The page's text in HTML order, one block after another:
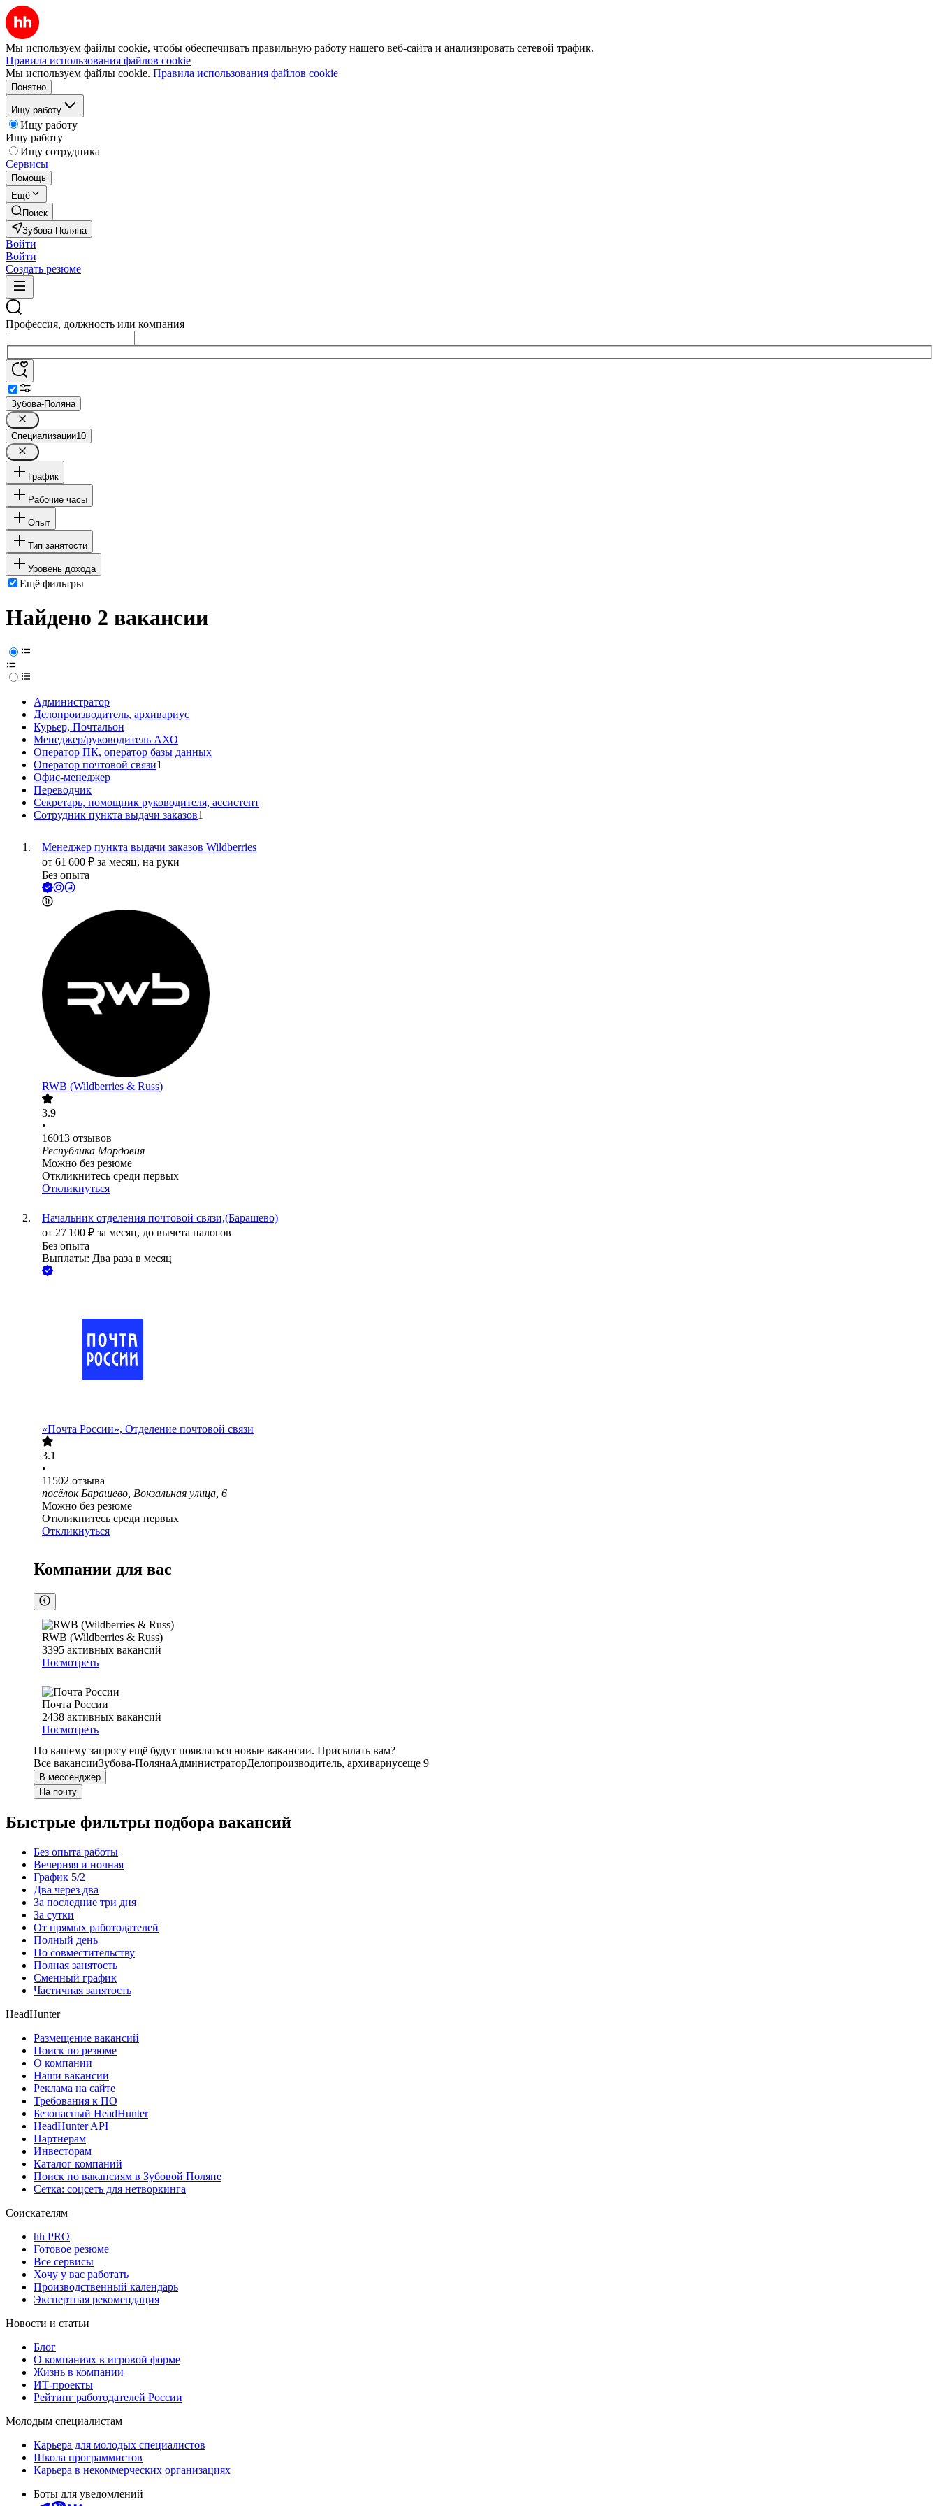
Мы используем файлы cookie, чтобы обеспечивать правильную работу нашего веб-сайта и анализировать сетевой трафик.
Правила использования файлов cookie
Мы используем файлы cookie. Правила использования файлов cookie
Понятно
Ищу работу
Ищу работу
Ищу работу
Ищу сотрудника
Сервисы
Помощь
Ещё
Поиск
Зубова-Поляна
Войти
Войти
Создать резюме
Профессия, должность или компания
Зубова-Поляна
Специализации10
График
Рабочие часы
Опыт
Тип занятости
Уровень дохода
Ещё фильтры
Найдено 2 вакансии
Администратор
Делопроизводитель, архивариус
Курьер, Почтальон
Менеджер/руководитель АХО
Оператор ПК, оператор базы данных
Оператор почтовой связи1
Офис-менеджер
Переводчик
Секретарь, помощник руководителя, ассистент
Сотрудник пункта выдачи заказов1
Менеджер пункта выдачи заказов Wildberries
от 61 600 ₽ за месяц, на руки
Без опыта
RWB (Wildberries & Russ)
3.9
•
16013 отзывов
Республика Мордовия
Можно без резюме
Откликнитесь среди первых
Откликнуться
Начальник отделения почтовой связи,(Барашево)
от 27 100 ₽ за месяц, до вычета налогов
Без опыта
Выплаты: Два раза в месяц
«Почта России», Отделение почтовой связи
3.1
•
11502 отзыва
посёлок Барашево, Вокзальная улица, 6
Можно без резюме
Откликнитесь среди первых
Откликнуться
Компании для вас
RWB (Wildberries & Russ)
3395 активных вакансий
Посмотреть
Почта России
2438 активных вакансий
Посмотреть
По вашему запросу ещё будут появляться новые вакансии. Присылать вам?
Все вакансииЗубова-ПолянаАдминистраторДелопроизводитель, архивариусеще 9
В мессенджер
На почту
Быстрые фильтры подбора вакансий
Без опыта работы
Вечерняя и ночная
График 5/2
Два через два
За последние три дня
За сутки
От прямых работодателей
Полный день
По совместительству
Полная занятость
Сменный график
Частичная занятость
HeadHunter
Размещение вакансий
Поиск по резюме
О компании
Наши вакансии
Реклама на сайте
Требования к ПО
Безопасный HeadHunter
HeadHunter API
Партнерам
Инвесторам
Каталог компаний
Поиск по вакансиям в Зубовой Поляне
Сетка: соцсеть для нетворкинга
Соискателям
hh PRO
Готовое резюме
Все сервисы
Хочу у вас работать
Производственный календарь
Экспертная рекомендация
Новости и статьи
Блог
О компаниях в игровой форме
Жизнь в компании
ИТ-проекты
Рейтинг работодателей России
Молодым специалистам
Карьера для молодых специалистов
Школа программистов
Карьера в некоммерческих организациях
Боты для уведомлений